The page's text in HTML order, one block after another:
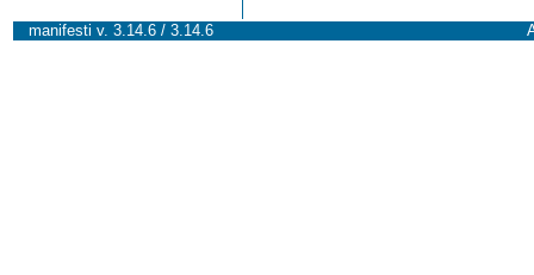
manifesti v. 3.14.6 / 3.14.6